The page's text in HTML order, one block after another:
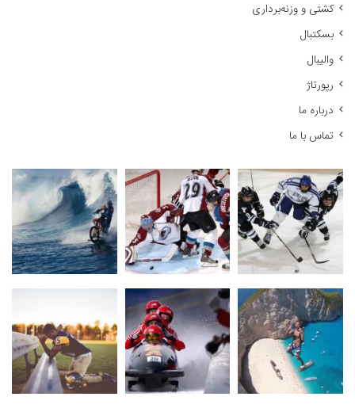
کشتی و وزنه‌برداری
بسکتبال
والیبال
رپورتاژ
درباره ما
تماس با ما